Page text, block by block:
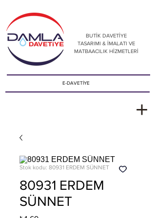
BUTİK DAVETİYE
TASARIMI & İMALATI VE
MATBAACILIK HİZMETLERİ
E-DAVETİYE
Stok kodu: 80931 ERDEM SÜNNET
80931 ERDEM
SÜNNET